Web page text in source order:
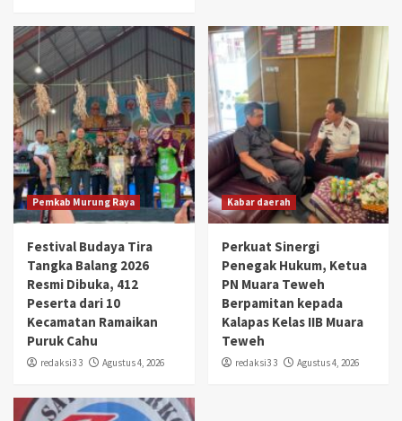
Pemkab Murung Raya
Festival Budaya Tira
Tangka Balang 2026
Resmi Dibuka, 412
Peserta dari 10
Kecamatan Ramaikan
Puruk Cahu
redaksi3 3 Agustus 4, 2026
Kabar daerah
Perkuat Sinergi
Penegak Hukum, Ketua
PN Muara Teweh
Berpamitan kepada
Kalapas Kelas IIB Muara
Teweh
redaksi3 3 Agustus 4, 2026